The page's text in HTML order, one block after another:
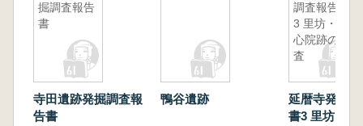
掘調査報告
書
寺田遺跡発掘調査報
告書
鴨谷遺跡
調査報告書
3 里坊・護
心院跡の調
査
延暦寺発掘
書3 里坊・護